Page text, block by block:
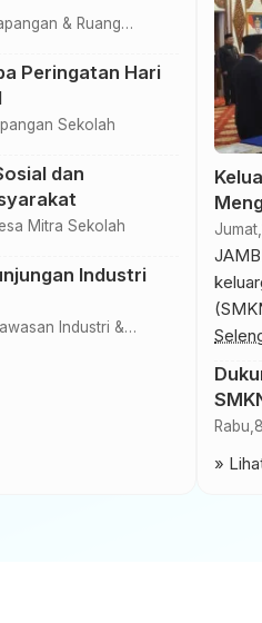
& Ruang
Peringatan Hari
Sekolah
dan
Mitra Sekolah
Industri
Industri &
Jumat,
S.E.,
Rabu, 8
»